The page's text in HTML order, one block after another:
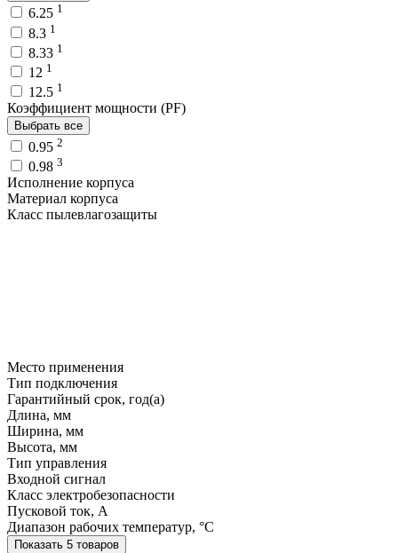
6.25 1
8.3 1
8.33 1
12 1
12.5 1
Коэффициент мощности (PF)
Выбрать все
0.95 2
0.98 3
Исполнение корпуса
Материал корпуса
Класс пылевлагозащиты
Место применения
Тип подключения
Гарантийный срок, год(а)
Длина, мм
Ширина, мм
Высота, мм
Тип управления
Входной сигнал
Класс электробезопасности
Пусковой ток, A
Диапазон рабочих температур, °C
Показать 5 товаров